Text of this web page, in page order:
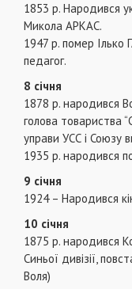
1853 р. Народився
Микола АРКАС.
1947 р. помер Ілько
педагог.
8 січня
1878 р. народився
голова товариства
управи УСС і Союзу
1935 р. народився
9 січня
1924 – Народився
10 січня
1875 р. народився
Синьої дивізії,
Воля)